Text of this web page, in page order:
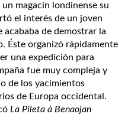
magacín londinense su
el interés de un joven
de demostrar la
Éste organizó rápidamente
una expedición para
fue muy compleja y
de los yacimientos
de Europa occidental.
La Pileta à Benaojan